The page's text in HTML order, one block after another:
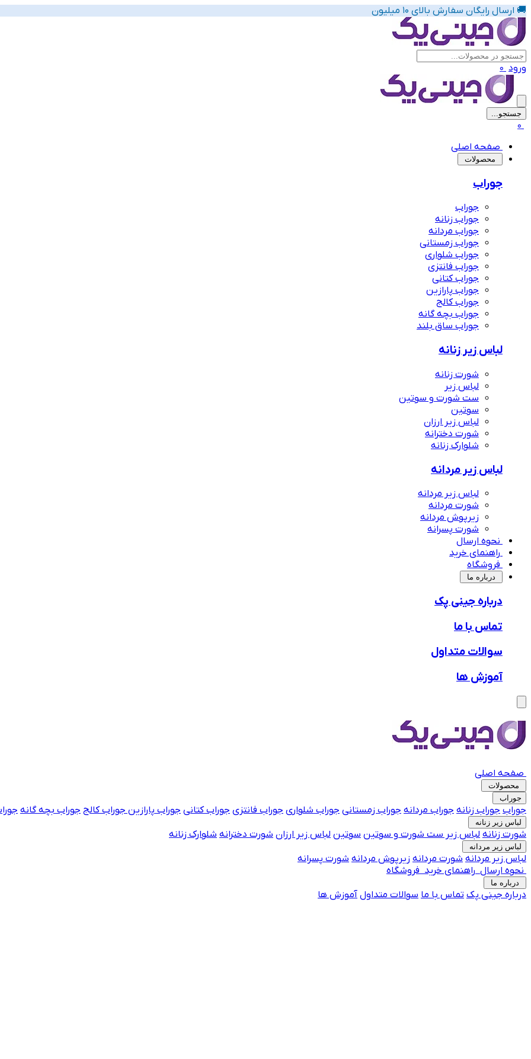
🚚 ارسال رایگان سفارش بالای 10 میلیون
ورود 0
جستجو...
0
صفحه اصلی
‌محصولات
جوراب
جوراب
جوراب زنانه
جوراب مردانه
جوراب زمستانی
جوراب شلواری
جوراب فانتزی
جوراب کتانی
جوراب پارازین
جوراب کالج
جوراب بچه گانه
جوراب ساق بلند
لباس زیر زنانه
شورت زنانه
لباس زیر
ست شورت و سوتین
سوتین
لباس زیر ارزان
شورت دخترانه
شلوارک زنانه
لباس زیر مردانه
لباس زیر مردانه
شورت مردانه
زیرپوش مردانه
شورت پسرانه
نحوه ارسال
راهنمای خرید
فروشگاه
‌درباره ما
درباره جینی پک
تماس با ما
سوالات متداول
آموزش ها
صفحه اصلی
محصولات
جوراب
جوراب جوراب زنانه جوراب مردانه جوراب زمستانی جوراب شلواری جوراب فانتزی جوراب کتانی جوراب پارازین جوراب کالج جوراب بچه گانه
لباس زیر زنانه
شورت زنانه لباس زیر ست شورت و سوتین سوتین لباس زیر ارزان شورت دخترانه شلوارک زنانه
لباس زیر مردانه
لباس زیر مردانه شورت مردانه زیرپوش مردانه شورت پسرانه
نحوه ارسال راهنمای خرید فروشگاه
درباره ما
درباره جینی پک تماس با ما سوالات متداول آموزش ها
پیشنهاد های لباس زیر زنانه
جوراب فانتزی پرفروش